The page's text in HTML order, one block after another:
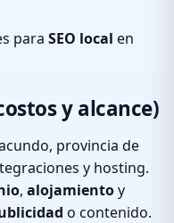
para SEO local en
y alcance)
provincia de
y hosting.
, alojamientoy
o contenido.